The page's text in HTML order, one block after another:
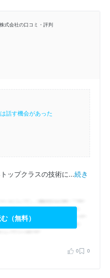
式会社の口コミ・評判
話す機会があった
ップクラスの技術に...続き
（無料）
0 0